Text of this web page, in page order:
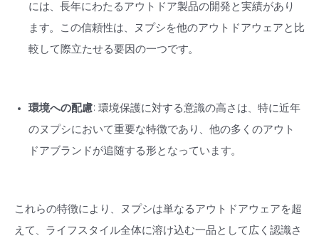
には、長年にわたるアウトドア製品の開発と実績があり
ます。この信頼性は、ヌプシを他のアウトドアウェアと比
較して際立たせる要因の一つです。
環境への配慮: 環境保護に対する意識の高さは、特に近年
のヌプシにおいて重要な特徴であり、他の多くのアウト
ドアブランドが追随する形となっています。
これらの特徴により、ヌプシは単なるアウトドアウェアを超
えて、ライフスタイル全体に溶け込む一品として広く認識さ